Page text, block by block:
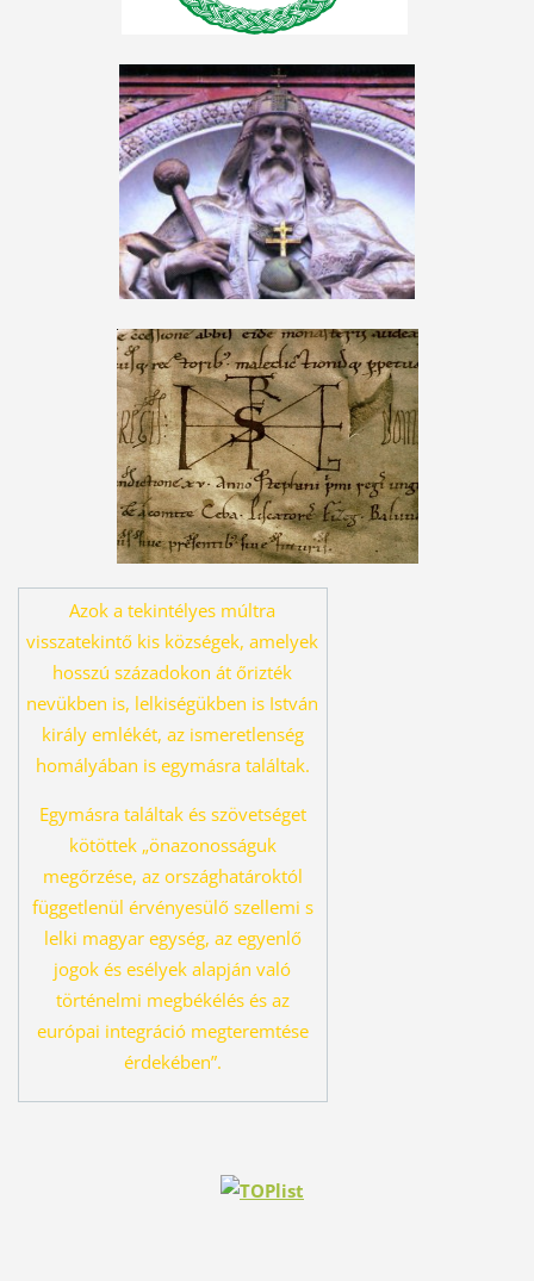
Azok a tekintélyes múltra
visszatekintő kis községek, amelyek
hosszú századokon át őrizték
nevükben is, lelkiségükben is István
király emlékét, az ismeretlenség
homályában is egymásra találtak.
Egymásra találtak és szövetséget
kötöttek „önazonosságuk
megőrzése, az országhatároktól
függetlenül érvényesülő szellemi s
lelki magyar egység, az egyenlő
jogok és esélyek alapján való
történelmi megbékélés és az
európai integráció megteremtése
érdekében”.